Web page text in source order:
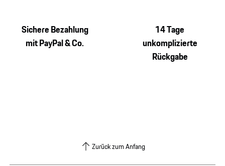
Sichere Bezahlung
mit PayPal & Co.
14 Tage
unkomplizierte
Rückgabe
Zurück zum Anfang